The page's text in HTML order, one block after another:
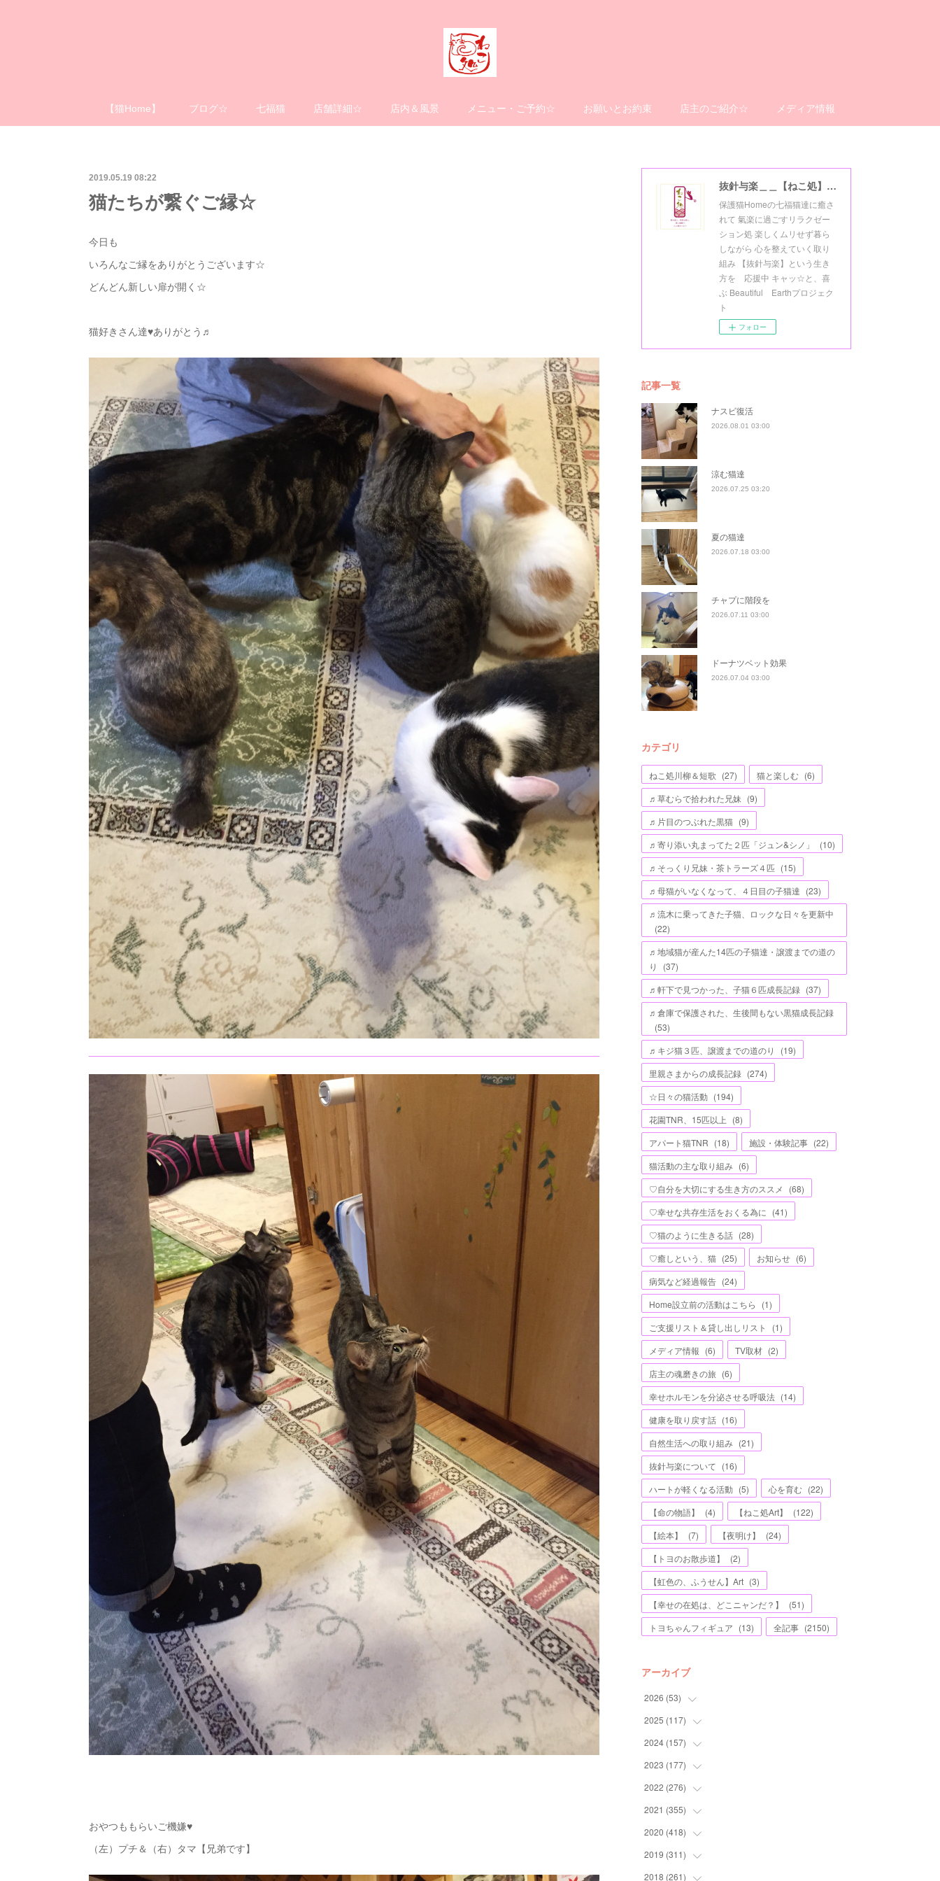
【猫Home】 ブログ☆ 七福猫 店舗詳細☆ 店内＆風景 メニュー・ご予約☆ お願いとお約束 店主のご紹介☆ メディア情報
2019.05.19 08:22
猫たちが繋ぐご縁☆
今日も
いろんなご縁をありがとうございます☆
どんどん新しい扉が開く☆
猫好きさん達♥ありがとう♬
おやつももらいご機嫌♥
（左）プチ＆（右）タマ【兄弟です】
抜針与楽＿＿【ねこ処】＿＿猫楽ゼーションHome☆
保護猫Homeの七福猫達に癒さ
れて 氣楽に過ごすリラクゼー
ション処 楽しくムリせず暮ら
しながら 心を整えていく取り
組み 【抜針与楽】という生き
方を 応援中 キャッ☆と、喜
ぶ Beautiful Earthプロジェク
ト
フォロー
記事一覧
ナスビ復活
2026.08.01 03:00
涼む猫達
2026.07.25 03:20
夏の猫達
2026.07.18 03:00
チャプに階段を
2026.07.11 03:00
ドーナツベット効果
2026.07.04 03:00
カテゴリ
ねこ処川柳＆短歌 (27) 猫と楽しむ (6)
♬草むらで拾われた兄妹 (9)
♬片目のつぶれた黒猫 (9)
♬寄り添い丸まってた２匹「ジュン&シノ」
(10)
♬そっくり兄妹・茶トラーズ４匹 (15)
♬母猫がいなくなって、４日目の子猫達 (23)
♬流木に乗ってきた子猫、ロックな日々を更新中
(22)
♬地域猫が産んた14匹の子猫達・譲渡までの道の
り
(37)
♬軒下で見つかった、子猫６匹成長記録 (37)
♬倉庫で保護された、生後間もない黒猫成長記録
(53)
♬キジ猫３匹、譲渡までの道のり
(19)
里親さまからの成長記録 (274)
☆日々の猫活動 (194)
花園TNR、15匹以上 (8)
アパート猫TNR (18) 施設・体験記事 (22)
猫活動の主な取り組み (6)
♡自分を大切にする生き方のススメ
(68)
♡幸せな共存生活をおくる為に (41)
♡猫のように生きる話 (28)
♡癒しという、猫 (25) お知らせ (6)
病気など経過報告 (24)
Home設立前の活動はこちら
(1)
ご支援リスト＆貸し出しリスト
(1)
メディア情報 (6) TV取材 (2)
店主の魂磨きの旅 (6)
幸せホルモンを分泌させる呼吸法 (14)
健康を取り戻す話 (16)
自然生活への取り組み (21)
抜針与楽について (16)
ハートが軽くなる活動 (5) 心を育む (22)
【命の物語】
(4) 【ねこ処Art】 (122)
【絵本】
(7) 【夜明け】 (24)
【トヨのお散歩道】
(2)
【虹色の、ふうせん】Art (3)
【幸せの在処は、どこニャンだ？】
(51)
トヨちゃんフィギュア (13) 全記事 (2150)
アーカイブ
2026 (53)
(1)
(5)
(7)
(11
(8)
(6)
(8)
( 7)
2025 (117)
(11
(12
(12
(13
(6)
(5)
(3)
2024 (157)
(13
(13
(10
(13
(11
(11
2023 (177)
(20
(10
(11
(13
(15
2022 (276)
(17
(16
(21
(21
2021 (355)
(19
(12
(16
2020 (418)
(44
(59
2019 (311)
(25
2018 (261)